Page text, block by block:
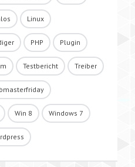
Linux
PHP Plugin
Testbericht Treiber
Win 8 Windows 7